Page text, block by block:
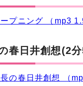
プニング （mp3
春日井創想(2
の春日井創想 （